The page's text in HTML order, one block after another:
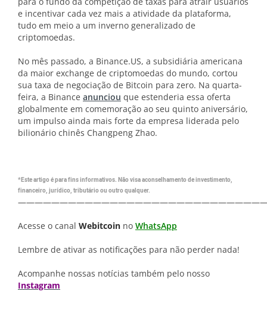
e incentivar cada vez mais a atividade da plataforma,
tudo em meio a um inverno generalizado de
criptomoedas.
No mês passado, a Binance.US, a subsidiária americana
da maior exchange de criptomoedas do mundo, cortou
sua taxa de negociação de Bitcoin para zero. Na quarta-
feira, a Binance anunciou que estenderia essa oferta
globalmente em comemoração ao seu quinto aniversário,
um impulso ainda mais forte da empresa liderada pelo
bilionário chinês Changpeng Zhao.
*Este artigo é para fins informativos. Não visa aconselhamento de investimento,
financeiro, jurídico, tributário ou outro qualquer.
Acesse o canal Webitcoin no WhatsApp
Lembre de ativar as notificações para não perder nada!
Acompanhe nossas notícias também pelo nosso
Instagram